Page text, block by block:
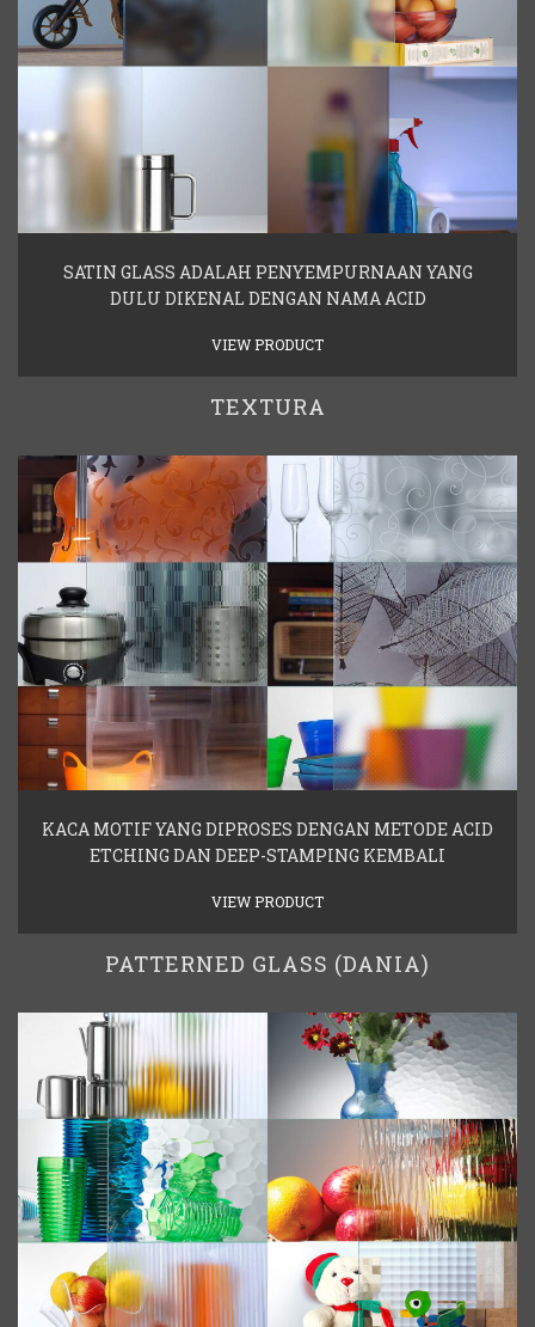
SATIN GLASS ADALAH PENYEMPURNAAN YANG
DULU DIKENAL DENGAN NAMA ACID
VIEW PRODUCT
TEXTURA
KACA MOTIF YANG DIPROSES DENGAN METODE ACID
ETCHING DAN DEEP-STAMPING KEMBALI
VIEW PRODUCT
PATTERNED GLASS (DANIA)